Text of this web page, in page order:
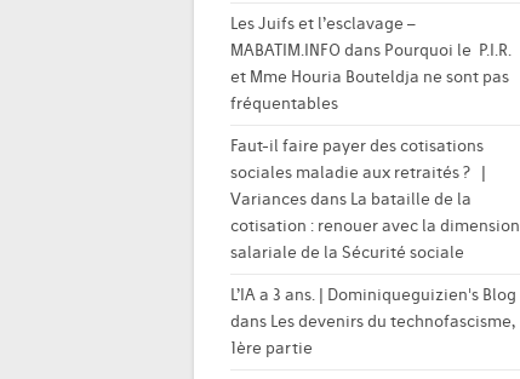
Les Juifs et l’esclavage –
MABATIM.INFO dans Pourquoi le P.I.R.
et Mme Houria Bouteldja ne sont pas
fréquentables
Faut-il faire payer des cotisations
sociales maladie aux retraités ? |
Variancesdans La bataille de la
cotisation : renouer avec la dimension
salariale de la Sécurité sociale
L’IA a 3 ans. | Dominiqueguizien's Blog
dans Les devenirs du technofascisme,
1ère partie